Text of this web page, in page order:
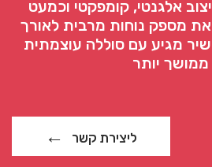
אלגנטי, קומפקטי וכמעט
מספק נוחות מרבית לאורך
מגיע עם סוללה עוצמתית
יותר
ליצירת קשר